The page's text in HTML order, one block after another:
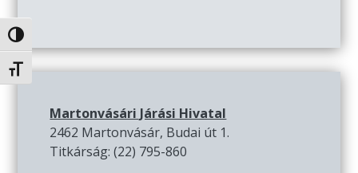
Nagy kontraszt váltása
Betűméret váltása
Martonvásári Járási Hivatal
2462 Martonvásár, Budai út 1.
Titkárság: (22) 795-860